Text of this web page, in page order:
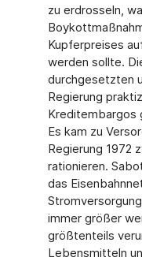
zu erdrosseln,
Kupferpreises
werden sollte.
durchgesetzten
Regierung
Kreditembargos
Es kam zu
Regierung 1972
rationieren.
das
immer größer
größtenteils
Lebensmitteln